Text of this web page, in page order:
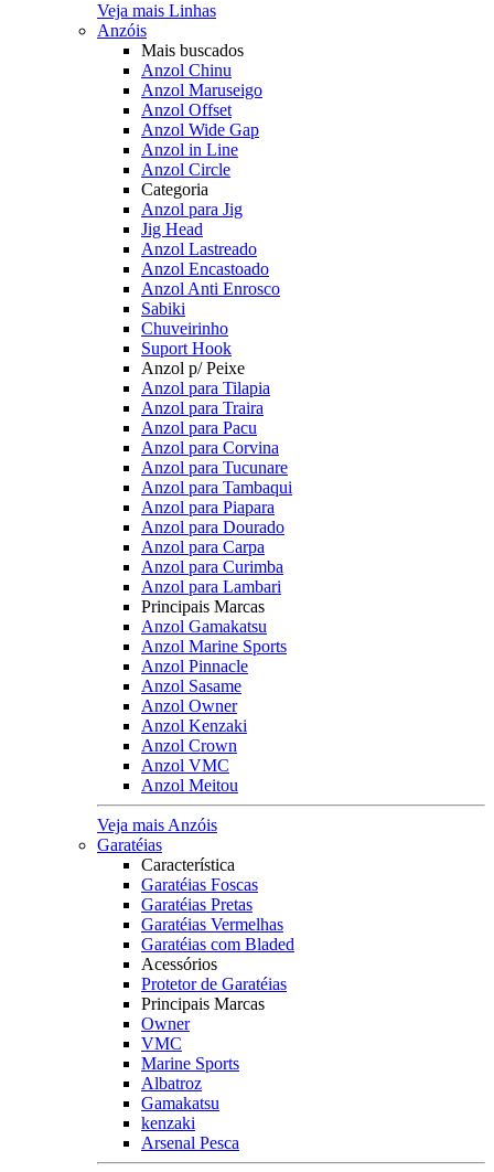
Veja mais Linhas
Anzóis
Mais buscados
Anzol Chinu
Anzol Maruseigo
Anzol Offset
Anzol Wide Gap
Anzol in Line
Anzol Circle
Categoria
Anzol para Jig
Jig Head
Anzol Lastreado
Anzol Encastoado
Anzol Anti Enrosco
Sabiki
Chuveirinho
Suport Hook
Anzol p/ Peixe
Anzol para Tilapia
Anzol para Traira
Anzol para Pacu
Anzol para Corvina
Anzol para Tucunare
Anzol para Tambaqui
Anzol para Piapara
Anzol para Dourado
Anzol para Carpa
Anzol para Curimba
Anzol para Lambari
Principais Marcas
Anzol Gamakatsu
Anzol Marine Sports
Anzol Pinnacle
Anzol Sasame
Anzol Owner
Anzol Kenzaki
Anzol Crown
Anzol VMC
Anzol Meitou
Veja mais Anzóis
Garatéias
Característica
Garatéias Foscas
Garatéias Pretas
Garatéias Vermelhas
Garatéias com Bladed
Acessórios
Protetor de Garatéias
Principais Marcas
Owner
VMC
Marine Sports
Albatroz
Gamakatsu
kenzaki
Arsenal Pesca